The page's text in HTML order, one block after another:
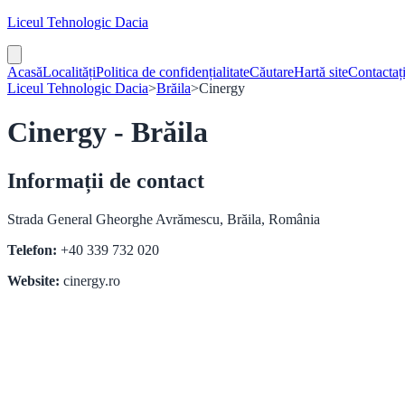
Liceul Tehnologic Dacia
AcasăLocalitățiPolitica de confidențialitateCăutareHartă site
Liceul Tehnologic Dacia>Brăila>Cinergy
Cinergy - Brăila
Informații de contact
Strada General Gheorghe Avrămescu, Brăila, România
Telefon: +40 339 732 020
Website: cinergy.ro